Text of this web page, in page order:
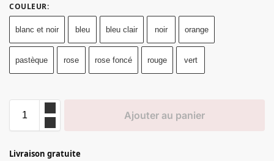
COULEUR:
blanc et noir bleu bleu clair noir orange
pastèque rose rose foncé rouge vert
Ajouter au panier
Livraison gratuite